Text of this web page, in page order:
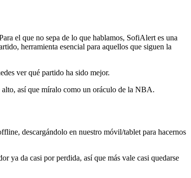
el que no sepa de lo que hablamos, SofiAlert es una
herramienta esencial para aquellos que siguen la
ver qué partido ha sido mejor.
alto, así que míralo como un oráculo de la NBA.
descargándolo en nuestro móvil/tablet para hacernos
ya da casi por perdida, así que más vale casi quedarse